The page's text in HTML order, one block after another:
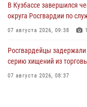
В Кузбассе завершился
округа Росгвардии по
07 августа 2026, 09:38
Росгвардейцы
серию хищений из
07 августа 2026, 08:37